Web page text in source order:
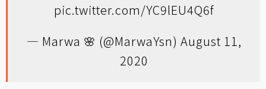
pic.twitter.com/YC9lEU4Q6f
— Marwa 🌸 (@MarwaYsn) August 11,
2020